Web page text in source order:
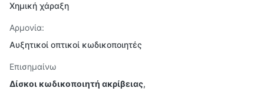
Χημική χάραξη
Αρμονία:
Αυξητικοί οπτικοί κωδικοποιητές
Επισημαίνω
Δίσκοι κωδικοποιητή ακρίβειας,